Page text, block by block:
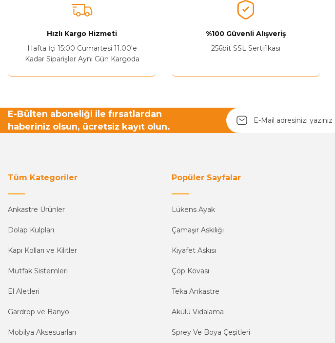
Hızlı Kargo Hizmeti
Hafta İçi 15:00 Cumartesi 11.00'e
Kadar Siparişler Aynı Gün Kargoda
%100 Güvenli Alışveriş
256bit SSL Sertifikası
E-Bülten aboneliği ile fırsatlardan
haberiniz olsun, ücretsiz kayıt olun.
Tüm Kategoriler
Ankastre Ürünler
Dolap Kulpları
Kapı Kolları ve Kilitler
Mutfak Sistemleri
El Aletleri
Gardrop ve Banyo
Mobilya Aksesuarları
Popüler Sayfalar
Lükens Ayak
Çamaşır Askılığı
Kıyafet Askısı
Çöp Kovası
Teka Ankastre
Akülü Vidalama
Sprey Ve Boya Çeşitleri